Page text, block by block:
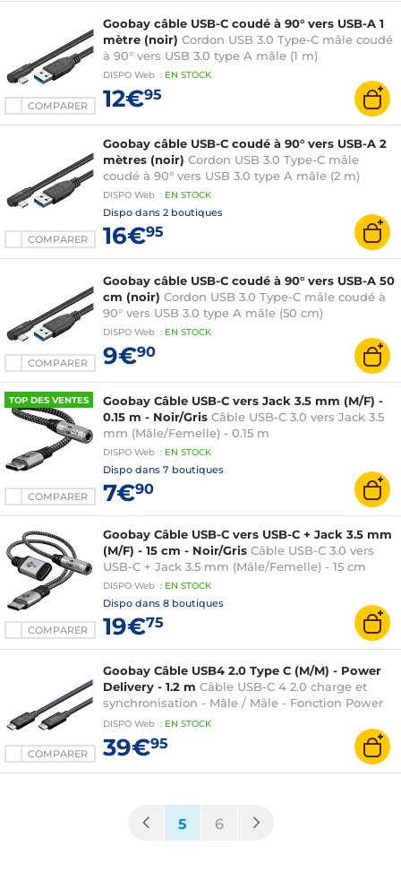
COMPARER
Goobay câble USB-C coudé à 90° vers USB-A 1
mètre (noir) Cordon USB 3.0 Type-C mâle coudé
à 90° vers USB 3.0 type A mâle (1 m)
DISPO Web : EN STOCK
12€95
COMPARER
Goobay câble USB-C coudé à 90° vers USB-A 2
mètres (noir) Cordon USB 3.0 Type-C mâle
coudé à 90° vers USB 3.0 type A mâle (2 m)
DISPO Web : EN STOCK
Dispo dans 2 boutiques
16€95
COMPARER
Goobay câble USB-C coudé à 90° vers USB-A 50
cm (noir) Cordon USB 3.0 Type-C mâle coudé à
90° vers USB 3.0 type A mâle (50 cm)
DISPO Web : EN STOCK
9€90
TOP DES VENTES
COMPARER
Goobay Câble USB-C vers Jack 3.5 mm (M/F) -
0.15 m - Noir/Gris Câble USB-C 3.0 vers Jack 3.5
mm (Mâle/Femelle) - 0.15 m
DISPO Web : EN STOCK
Dispo dans 7 boutiques
7€90
COMPARER
Goobay Câble USB-C vers USB-C + Jack 3.5 mm
(M/F) - 15 cm - Noir/Gris Câble USB-C 3.0 vers
USB-C + Jack 3.5 mm (Mâle/Femelle) - 15 cm
DISPO Web : EN STOCK
Dispo dans 8 boutiques
19€75
COMPARER
Goobay Câble USB4 2.0 Type C (M/M) - Power
Delivery - 1.2 m Câble USB-C 4 2.0 charge et
synchronisation - Mâle / Mâle - Fonction Power
Delivery 240W - 1.20 mètre
DISPO Web : EN STOCK
39€95
5(current)
6